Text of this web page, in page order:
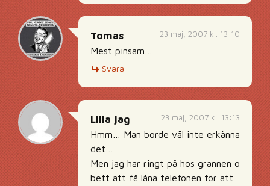
23 maj, 2007 kl. 13:10
Tomas
Mest pinsam…
Svara
23 maj, 2007 kl. 13:13
Lilla jag
Hmm… Man borde väl inte erkänna
det…
Men jag har ringt på hos grannen o
bett att få låna telefonen för att